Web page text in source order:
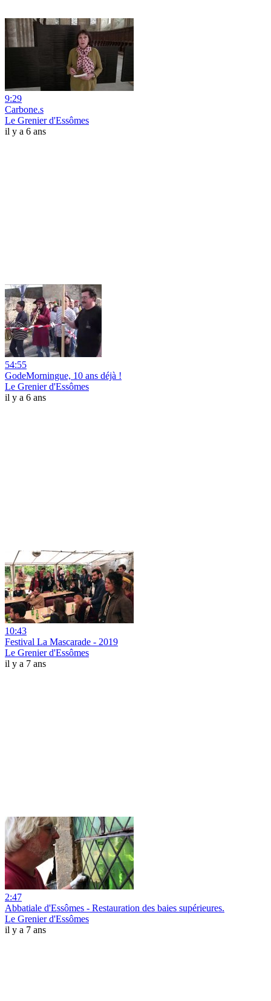
9:29
Carbone.s
Le Grenier d'Essômes
il y a 6 ans
54:55
GodeMorningue, 10 ans déjà !
Le Grenier d'Essômes
il y a 6 ans
10:43
Festival La Mascarade - 2019
Le Grenier d'Essômes
il y a 7 ans
2:47
Abbatiale d'Essômes - Restauration des baies supérieures.
Le Grenier d'Essômes
il y a 7 ans